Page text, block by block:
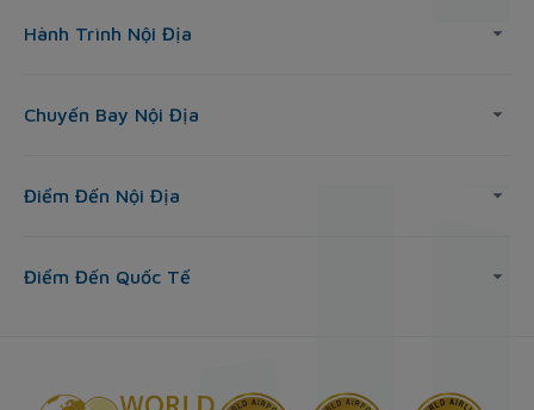
Hành Trình Nội Địa
Chuyến Bay Nội Địa
Điểm Đến Nội Địa
Điểm Đến Quốc Tế